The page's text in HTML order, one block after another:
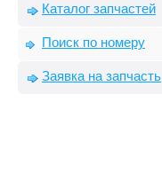
Каталог запчастей
Поиск по номеру
Заявка на запчасть